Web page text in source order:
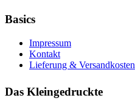
Basics
Impressum
Kontakt
Lieferung & Versandkosten
Das Kleingedruckte